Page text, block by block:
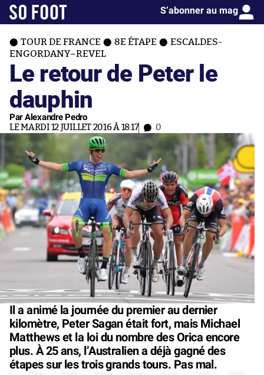
S’abonner au mag
TOUR DE FRANCE 8E ÉTAPE
ESCALDES-
ENGORDANY–REVEL
Le retour de Peter le
dauphin
Par Alexandre Pedro
LE MARDI 12 JUILLET 2016 À 18:17 0
Il a animé la journée du premier au dernier
kilomètre, Peter Sagan était fort, mais Michael
Matthews et la loi du nombre des Orica encore
plus. À 25 ans, l’Australien a déjà gagné des
étapes sur les trois grands tours. Pas mal.